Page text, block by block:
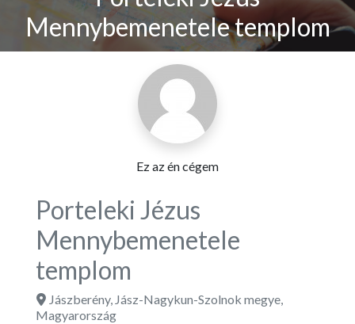
Mennybemenetele templom
Ez az én cégem
Porteleki Jézus
Mennybemenetele
templom
Jászberény, Jász-Nagykun-Szolnok megye,
Magyarország